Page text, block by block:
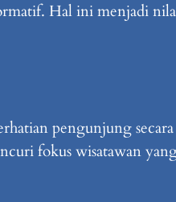
Hal ini menjadi
pengunjung
fokus wisatawan